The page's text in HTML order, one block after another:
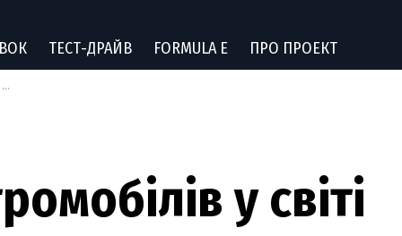
ТЕСТ-ДРАЙВ FORMULA E ПРО ПРОЕКТ
у світі